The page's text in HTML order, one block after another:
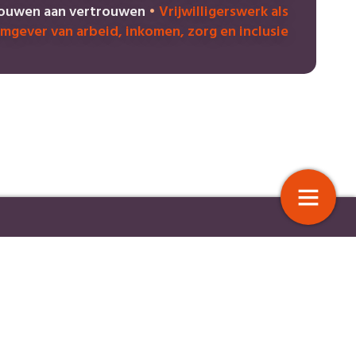
Pilot verbetert
aan vertrouwen • Vrijwilligerswerk als
van arbeid, inkomen, zorg en inclusie